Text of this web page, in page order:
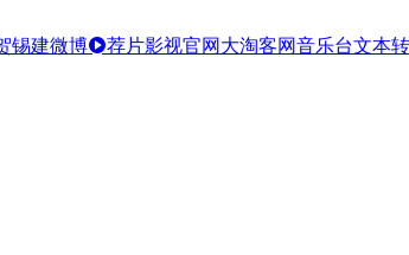
锡建微博 荐片影视官网 大淘客网音乐台文本